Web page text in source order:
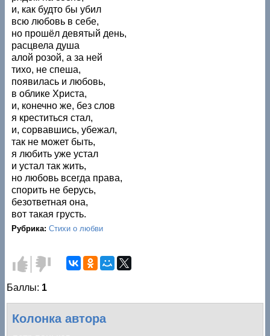
и, как будто бы убил
всю любовь в себе,
но прошёл девятый день,
расцвела душа
алой розой, а за ней
тихо, не спеша,
появилась и любовь,
в облике Христа,
и, конечно же, без слов
я креститься стал,
и, сорвавшись, убежал,
так не может быть,
я любить уже устал
и устал так жить,
но любовь всегда права,
спорить не берусь,
безответная она,
вот такая грусть.
Рубрика:Стихи о любви
Голос
за!
Голос
против!
Баллы: 1
Колонка автора